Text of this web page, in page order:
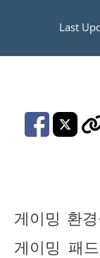
Last
게이밍 환
게이밍 패